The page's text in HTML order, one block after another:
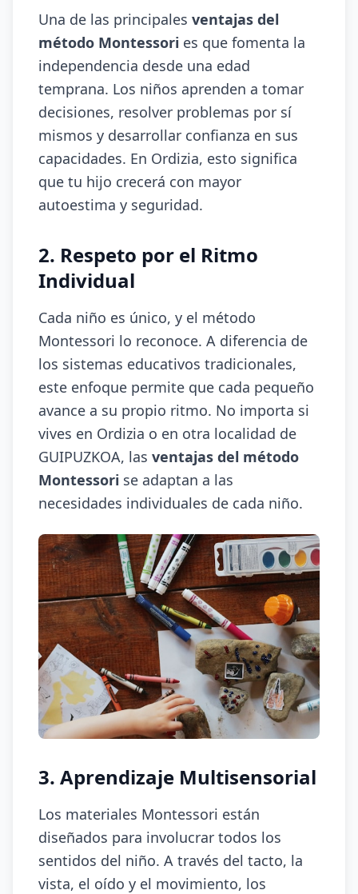
Una de las principales ventajas del
método Montessori es que fomenta la
independencia desde una edad
temprana. Los niños aprenden a tomar
decisiones, resolver problemas por sí
mismos y desarrollar confianza en sus
capacidades. En Ordizia, esto significa
que tu hijo crecerá con mayor
autoestima y seguridad.
2. Respeto por el Ritmo
Individual
Cada niño es único, y el método
Montessori lo reconoce. A diferencia de
los sistemas educativos tradicionales,
este enfoque permite que cada pequeño
avance a su propio ritmo. No importa si
vives en Ordizia o en otra localidad de
GUIPUZKOA, las ventajas del método
Montessori se adaptan a las
necesidades individuales de cada niño.
3. Aprendizaje Multisensorial
Los materiales Montessori están
diseñados para involucrar todos los
sentidos del niño. A través del tacto, la
vista, el oído y el movimiento, los